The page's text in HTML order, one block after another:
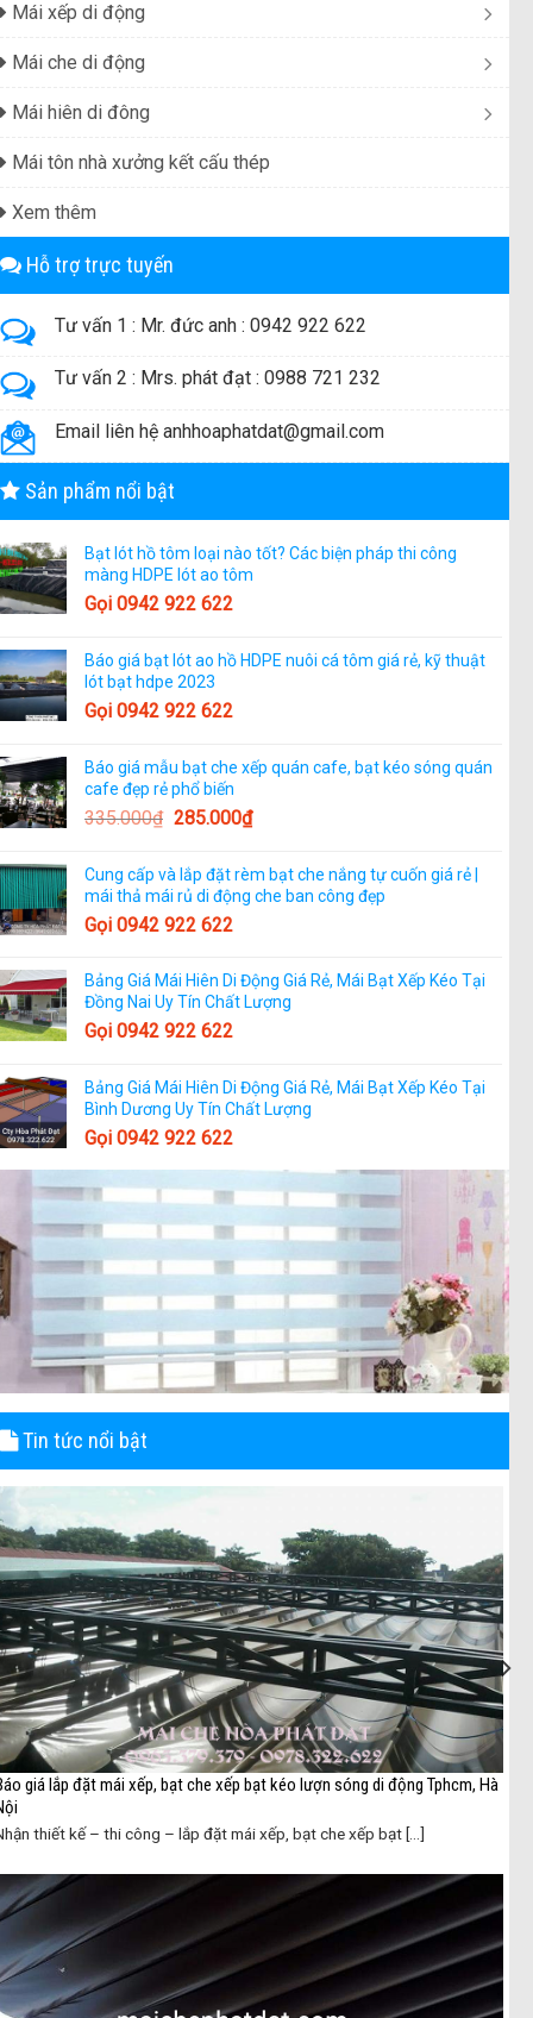
Mái xếp di động
Mái che di động
Mái hiên di đông
Mái tôn nhà xưởng kết cấu thép
Xem thêm
Hỗ trợ trực tuyến
Tư vấn 1 : Mr. đức anh : 0942 922 622
Tư vấn 2 : Mrs. phát đạt : 0988 721 232
Email liên hệ anhhoaphatdat@gmail.com
Sản phẩm nổi bật
Bạt lót hồ tôm loại nào tốt? Các biện pháp thi công
màng HDPE lót ao tôm
Gọi 0942 922 622
Báo giá bạt lót ao hồ HDPE nuôi cá tôm giá rẻ, kỹ thuật
lót bạt hdpe 2023
Gọi 0942 922 622
Báo giá mẫu bạt che xếp quán cafe, bạt kéo sóng quán
cafe đẹp rẻ phổ biến
335.000₫ 285.000₫
Cung cấp và lắp đặt rèm bạt che nắng tự cuốn giá rẻ |
mái thả mái rủ di động che ban công đẹp
Gọi 0942 922 622
Bảng Giá Mái Hiên Di Động Giá Rẻ, Mái Bạt Xếp Kéo Tại
Đồng Nai Uy Tín Chất Lượng
Gọi 0942 922 622
Bảng Giá Mái Hiên Di Động Giá Rẻ, Mái Bạt Xếp Kéo Tại
Bình Dương Uy Tín Chất Lượng
Gọi 0942 922 622
Tin tức nổi bật
giá lắp đặt mái xếp, bạt che xếp bạt kéo lượn sóng di động Tphcm, Hà
thiết kế – thi công – lắp đặt mái xếp, bạt che xếp bạt [...]